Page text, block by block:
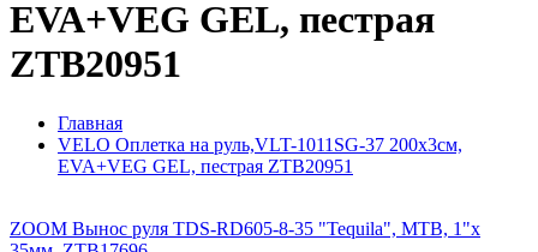
EVA+VEG GEL, пестрая
ZTB20951
Главная
VELO Оплетка на руль,VLT-1011SG-37 200х3см,
EVA+VEG GEL, пестрая ZTB20951
ZOOM Вынос руля TDS-RD605-8-35 "Tequila", MTB, 1"х